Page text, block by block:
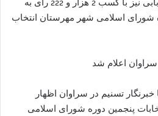
شورای اسلامی شهر مهرستان انتخاب
اعلام شد
تسنیم در سراوان اظهار
پنجمین دوره شورای اسلامی